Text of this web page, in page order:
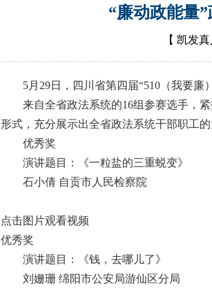
“廉动政能量
【 凯发真
5月29日，四川省第四届“510（我要廉）
来自全省政法系统的16组参赛选手，紧
形式，充分展示出全省政法系统干部职工
优秀奖
演讲题目：《一粒盐的三重蜕变》
石小倩 自贡市人民检察院
点击图片观看视频
优秀奖
演讲题目：《钱，去哪儿了》
刘姗珊 绵阳市公安局游仙区分局